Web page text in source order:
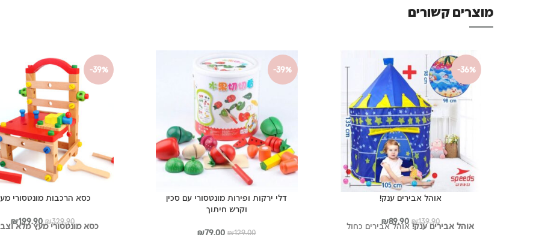
מוצרים קשורים
-36%
אוהל אבירים ענק!
₪139.90
המחיר
המקורי
₪89.90
המחיר
הנוכחי
אוהל אבירים ענק!אוהל אבירים כחול
-39%
דלי ירקות ופירות מונטסורי עם סכין
וקרש חיתוך
₪129.00 המחיר₪79.00 המחיר
-39%
כסא הרכבות מונטסורי
₪329.90
המחיר
המקורי
₪199.90
כסא מונטסורי מעץ מלא